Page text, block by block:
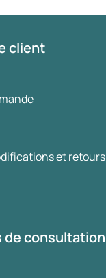
client
et retours
de consultation